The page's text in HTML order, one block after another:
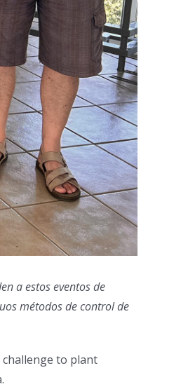
a estos eventos de
métodos de control de
to plant